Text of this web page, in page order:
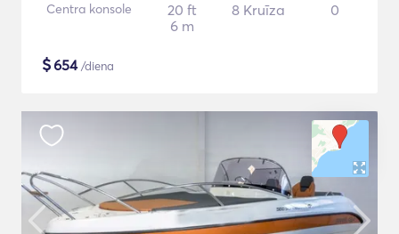
Centra konsole
20 ft
6 m
8 Kruīza 0
$654/diena